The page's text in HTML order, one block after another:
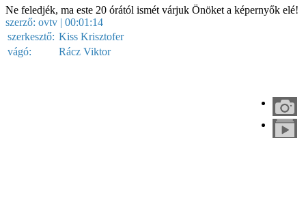
Ne feledjék, ma este 20 órától ismét várjuk Önöket a képernyők elé!
szerző: ovtv | 00:01:14
szerkesztő: Kiss Krisztofer
vágó:
Rácz Viktor